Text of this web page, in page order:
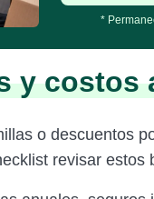
*
y costos
o descuentos
revisar estos